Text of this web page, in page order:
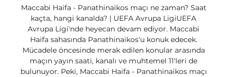
Maccabi Haifa - Panathinaikos maçı ne zaman? Saat
kaçta, hangi kanalda? | UEFA Avrupa LigiUEFA
Avrupa Ligi'nde heyecan devam ediyor. Maccabi
Haifa sahasında Panathinaikos'u konuk edecek.
Mücadele öncesinde merak edilen konular arasında
maçın yayın saati, kanalı ve muhtemel 11'leri de
bulunuyor. Peki, Maccabi Haifa - Panathinaikos maçı